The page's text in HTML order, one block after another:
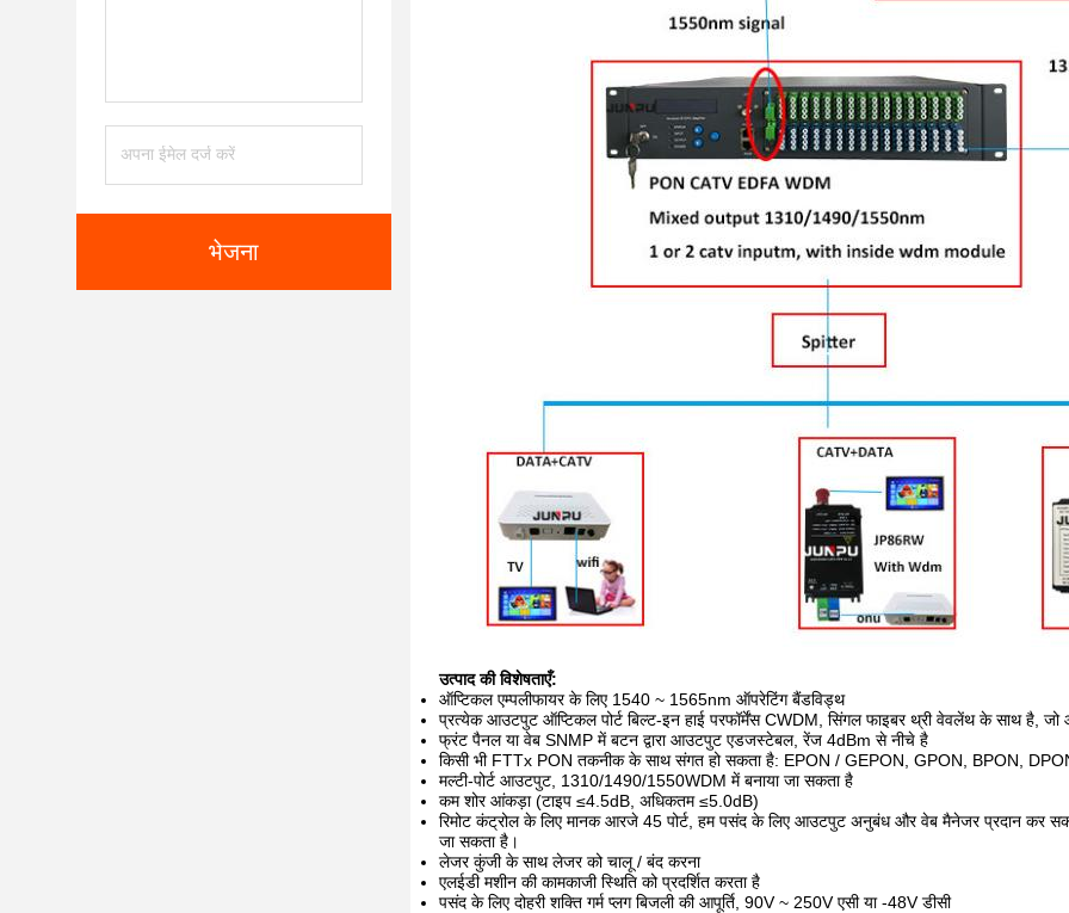
भेजना
उत्पाद की विशेषताएँ:
ऑप्टिकल एम्पलीफायर के लिए 1540 ~ 1565nm ऑपरेटिंग बैंडविड्थ
प्रत्येक आउटपुट ऑप्टिकल पोर्ट बिल्ट-इन हाई परफॉर्मेंस CWDM, सिंगल फाइबर थ्री वेवलेंथ के साथ है,
फ्रंट पैनल या वेब SNMP में बटन द्वारा आउटपुट एडजस्टेबल, रेंज 4dBm से नीचे है
किसी भी FTTx PON तकनीक के साथ संगत हो सकता है: EPON / GEPON, GPON, BPON,
मल्टी-पोर्ट आउटपुट, 1310/1490/1550WDM में बनाया जा सकता है
कम शोर आंकड़ा (टाइप ≤4.5dB, अधिकतम ≤5.0dB)
रिमोट कंट्रोल के लिए मानक आरजे 45 पोर्ट, हम पसंद के लिए आउटपुट अनुबंध और वेब मैनेजर प्रदान कर
जा सकता है।
लेजर कुंजी के साथ लेजर को चालू / बंद करना
एलईडी मशीन की कामकाजी स्थिति को प्रदर्शित करता है
पसंद के लिए दोहरी शक्ति गर्म प्लग बिजली की आपूर्ति, 90V ~ 250V एसी या -48V डीसी